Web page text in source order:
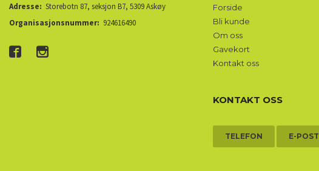
Adresse: Storebotn 87, seksjon B7, 5309 Askøy
Organisasjonsnummer: 924616490
Forside
Bli kunde
Om oss
Gavekort
Kontakt oss
KONTAKT OSS
TELEFON E-POST